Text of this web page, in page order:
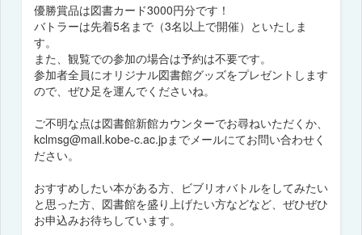
優勝賞品は図書カード3000円分です！
バトラーは先着5名まで（3名以上で開催）といたしま
す。
また、観覧での参加の場合は予約は不要です。
参加者全員にオリジナル図書館グッズをプレゼントします
ので、ぜひ足を運んでくださいね。
ご不明な点は図書館新館カウンターでお尋ねいただくか、
kclmsg@mail.kobe-c.ac.jpまでメールにてお問い合わせく
ださい。
おすすめしたい本がある方、ビブリオバトルをしてみたい
と思った方、図書館を盛り上げたい方などなど、ぜひぜひ
お申込みお待ちしています。